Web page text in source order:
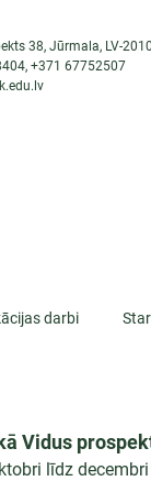
38, Jūrmala, LV-
, +371 67752507
darbi
Vidus
līdz decembri